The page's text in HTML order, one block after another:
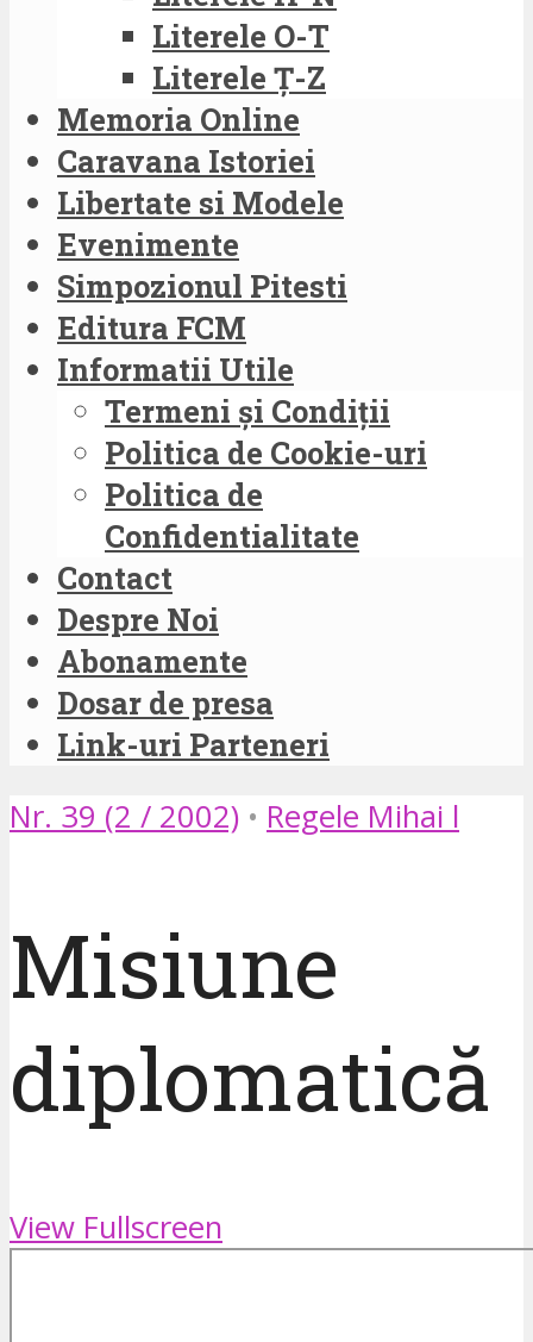
Literele O-T
Literele Ț-Z
Memoria Online
Caravana Istoriei
Libertate si Modele
Evenimente
Simpozionul Pitesti
Editura FCM
Informatii Utile
Termeni și Condiții
Politica de Cookie-uri
Politica de
Confidentialitate
Contact
Despre Noi
Abonamente
Dosar de presa
Link-uri Parteneri
Nr. 39 (2 / 2002) • Regele Mihai l
Misiune
diplomatică
View Fullscreen